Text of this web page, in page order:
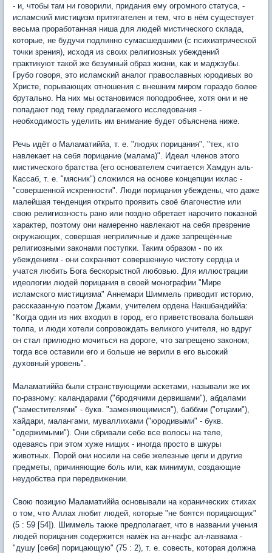
- и, чтобы там ни говорили, придания ему огромного статуса, -
исламский мистицизм притягателен и тем, что в нём существует
весьма проработанная ниша для людей мистического склада,
которые, не будучи подлинно сумасшедшими (с психиатрической
точки зрения), исходя из своих религиозных убеждений
практикуют такой же безумный образ жизни, как и маджзубы.
Грубо говоря, это исламский аналог православных юродивых во
Христе, порывающих отношения с внешним миром гораздо более
брутально. На них мы остановимся поподробнее, хотя они и не
попадают под тему предлагаемого исследования -
необходимость уделить им внимание будет объяснена ниже.
Речь идёт о Маламатиййа, т. е. "людях порицания", "тех, кто
навлекает на себя порицание (малама)". Идеал членов этого
мистического братства (его основателем считается Хамдун аль-
Кассаб, т. е. "мясник") сложился на основе концепции ихлас -
"совершенной искренности". Люди порицания убеждены, что даже
малейшая тенденция открыто проявить своё благочестие или
свою религиозность рано или поздно обретает нарочито показной
характер, поэтому они намеренно навлекают на себя презрение
окружающих, совершая неприличные и даже запрещённые
религиозными законами поступки. Таким образом - по их
убеждениям - они сохраняют совершенную чистоту сердца и
учатся любить Бога бескорыстной любовью. Для иллюстрации
идеологии людей порицания в своей монографии "Мире
исламского мистицизма" Аннемари Шиммель приводит историю,
рассказанную поэтом Джами, учителем ордена Накшбандиййа:
"Когда один из них входил в город, его приветствовала большая
толпа, и люди хотели сопровождать великого учителя, но вдруг
он стал прилюдно мочиться на дороге, что запрещено законом;
тогда все оставили его и больше не верили в его высокий
духовный уровень".
Маламатиййа были странствующими аскетами, называли же их
по-разному: каландарами ("бродячими дервишами"), абдалами
("заместителями" - букв. "заменяющимися"), баббми ("отцами"),
хайдари, малангами, муваллихами ("юродивыми" - букв.
"одержимыми"). Они сбривали себе все волосы на теле,
одеваясь при этом хуже нищих - иногда просто в шкуры
животных. Порой они носили на себе железные цепи и другие
предметы, причиняющие боль или, как минимум, создающие
неудобства при передвижении.
Свою позицию Маламатиййа основывали на коранических стихах
о том, что Аллах любит людей, которые "не боятся порицающих"
(5 : 59 [54]). Шиммель также предполагает, что в названии учения
людей порицания содержится намёк на ан-нафс ал-лаввама -
"душу [себя] порицающую" (75 : 2), т. е. совесть, которая должна